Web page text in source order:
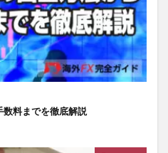
数料までを徹底解説